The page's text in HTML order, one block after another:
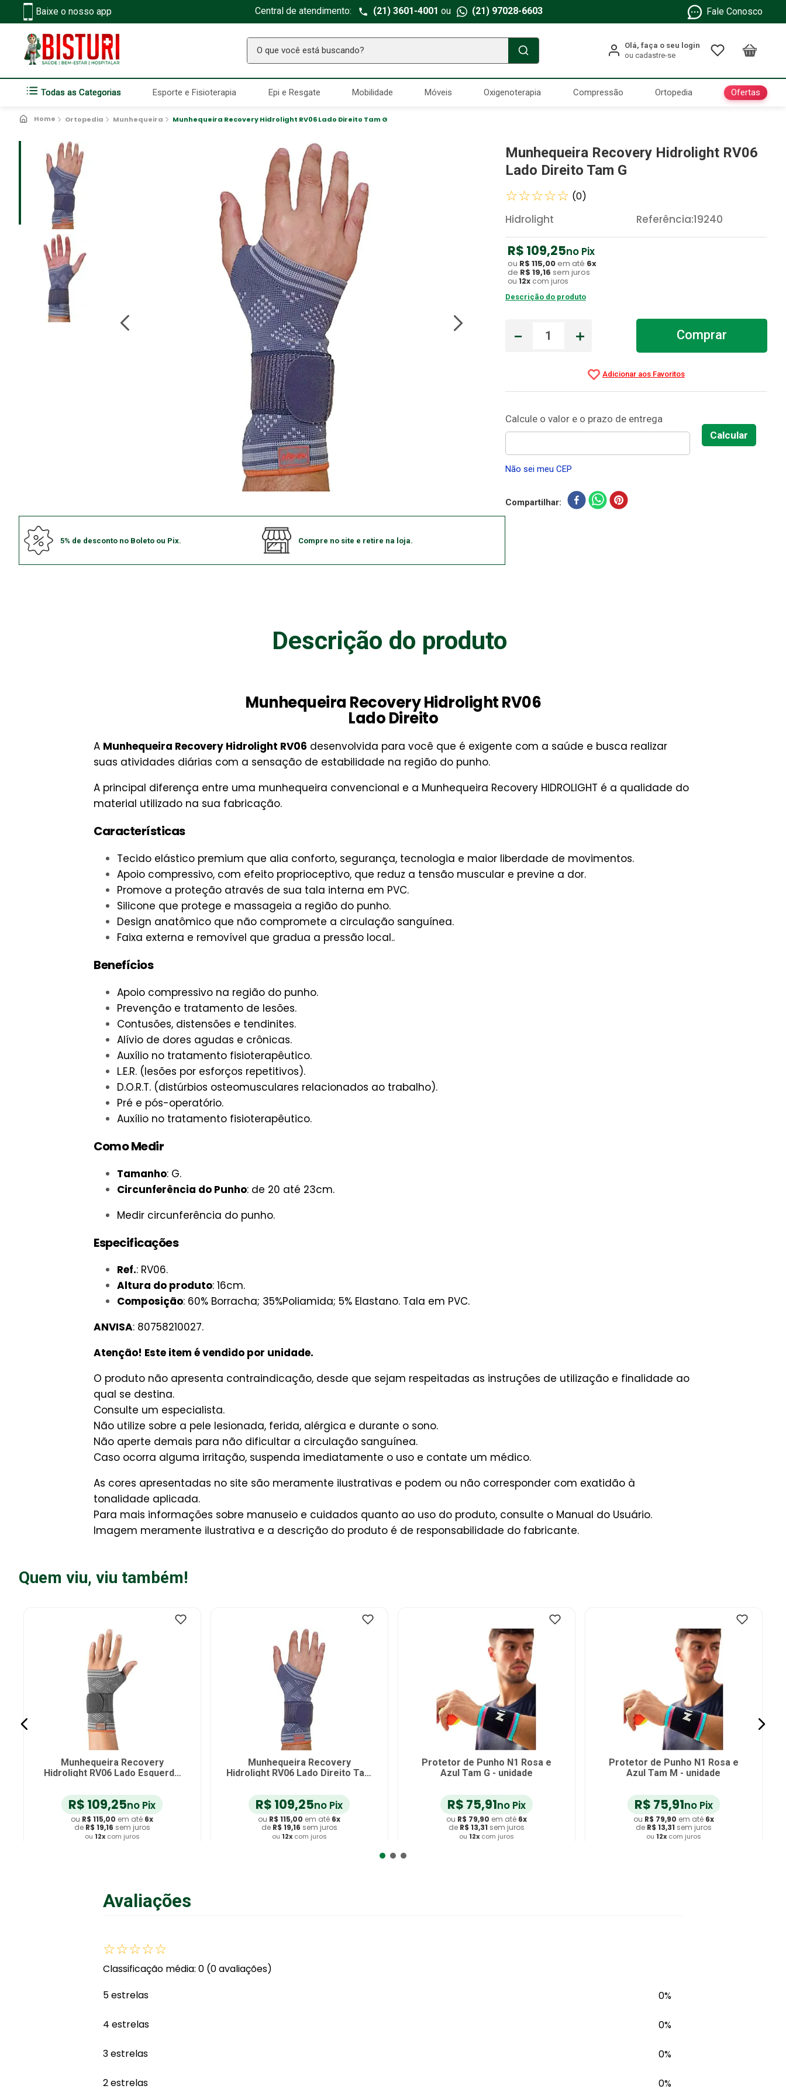
Baixe o nosso app Central de atendimento: (21) 3601-4001 ou (21) 97028-6603 Fale Conosco
O que você está buscando?
Todas as Categorias Esporte e Fisioterapia Epi e Resgate Mobilidade Móveis Oxigenoterapia Compressão Ortopedia Ofertas
Ortopedia Munhequeira Munhequeira Recovery Hidrolight RV06 Lado Direito Tam G
5% de desconto no Boleto ou Pix. Compre no site e retire na loja.
Munhequeira Recovery Hidrolight RV06
Lado Direito Tam G
☆☆☆☆☆ (0)
Hidrolight Referência:19240
R$ 109,25no Pix
ou R$ 115,00em até 6x
de R$ 19,16 sem juros
ou 12x com juros
Descrição do produto
＋
－ Comprar
Não sei meu CEP
Compartilhar
Descrição do produto
Munhequeira Recovery Hidrolight RV06
Lado Direito
A Munhequeira Recovery Hidrolight RV06 desenvolvida para você que é exigente com a saúde e busca realizar
suas atividades diárias com a sensação de estabilidade na região do punho.
A principal diferença entre uma munhequeira convencional e a Munhequeira Recovery HIDROLIGHT é a qualidade do
material utilizado na sua fabricação.
Características
Tecido elástico premium que alia conforto, segurança, tecnologia e maior liberdade de movimentos.
Apoio compressivo, com efeito proprioceptivo, que reduz a tensão muscular e previne a dor.
Promove a proteção através de sua tala interna em PVC.
Silicone que protege e massageia a região do punho.
Design anatômico que não compromete a circulação sanguínea.
Faixa externa e removível que gradua a pressão local..
Benefícios
Apoio compressivo na região do punho.
Prevenção e tratamento de lesões.
Contusões, distensões e tendinites.
Alívio de dores agudas e crônicas.
Auxílio no tratamento fisioterapêutico.
L.E.R. (lesões por esforços repetitivos).
D.O.R.T. (distúrbios osteomusculares relacionados ao trabalho).
Pré e pós-operatório.
Auxílio no tratamento fisioterapêutico.
Como Medir
Tamanho: G.
Circunferência do Punho: de 20 até 23cm.
Medir circunferência do punho.
Especificações
Ref.: RV06.
Altura do produto: 16cm.
Composição: 60% Borracha; 35%Poliamida; 5% Elastano. Tala em PVC.
ANVISA: 80758210027.
Atenção! Este item é vendido por unidade.
O produto não apresenta contraindicação, desde que sejam respeitadas as instruções de utilização e finalidade ao
qual se destina.
Consulte um especialista.
Não utilize sobre a pele lesionada, ferida, alérgica e durante o sono.
Não aperte demais para não dificultar a circulação sanguínea.
Caso ocorra alguma irritação, suspenda imediatamente o uso e contate um médico.
As cores apresentadas no site são meramente ilustrativas e podem ou não corresponder com exatidão à
tonalidade aplicada.
Para mais informações sobre manuseio e cuidados quanto ao uso do produto, consulte o Manual do Usuário.
Imagem meramente ilustrativa e a descrição do produto é de responsabilidade do fabricante.
Quem viu, viu também!
Munhequeira Elástica N1 Sport
Preta com Azul Tam M - unidade
R$85,41no Pix
ou R$ 89,90 em até 6x
de R$ 14,98 sem juros
ou 12x com juros
Munhequeira Elástica N1 Sport
Preta com Azul Tam P - unidade
R$85,41no Pix
ou R$ 89,90 em até 6x
de R$ 14,98 sem juros
ou 12x com juros
Munhequeira Elástica ArtiPé 8cm
Bilateral Preta - unidade
R$ 14,25no Pix
ou R$ 15,00 em até 6x
de R$ 2,50 sem juros
ou 12x com juros
Munhequeira Protetor de Punho
Kestal KSN009 - unidade
R$ 20,90no Pix
ou R$ 22,00 em até 6x
de R$ 3,66 sem juros
ou 12x com juros
Avaliações
☆☆☆☆☆
Classificação média: 0 (0 avaliações)
5 estrelas
0%
4 estrelas 0%
3 estrelas 0%
2 estrelas 0%
TERMOS MAIS BUSCADOS
Seringa Insulina
2º Fralda Geriatrica
Estetoscopio Littmann
Aparelho Pressão
Littmann
º Absorvente Geriatrico
8º Gaze Esteril
9º Cadeira Banho
10º Gaze